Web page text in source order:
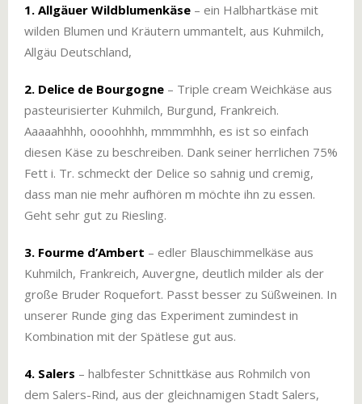
1. Allgäuer Wildblumenkäse – ein Halbhartkäse mit
wilden Blumen und Kräutern ummantelt, aus Kuhmilch,
Allgäu Deutschland,
2. Delice de Bourgogne – Triple cream Weichkäse aus
pasteurisierter Kuhmilch, Burgund, Frankreich.
Aaaaahhhh, oooohhhh, mmmmhhh, es ist so einfach
diesen Käse zu beschreiben. Dank seiner herrlichen 75%
Fett i. Tr. schmeckt der Delice so sahnig und cremig,
dass man nie mehr aufhören m möchte ihn zu essen.
Geht sehr gut zu Riesling.
3. Fourme d’Ambert – edler Blauschimmelkäse aus
Kuhmilch, Frankreich, Auvergne, deutlich milder als der
große Bruder Roquefort. Passt besser zu Süßweinen. In
unserer Runde ging das Experiment zumindest in
Kombination mit der Spätlese gut aus.
4. Salers – halbfester Schnittkäse aus Rohmilch von
dem Salers-Rind, aus der gleichnamigen Stadt Salers,